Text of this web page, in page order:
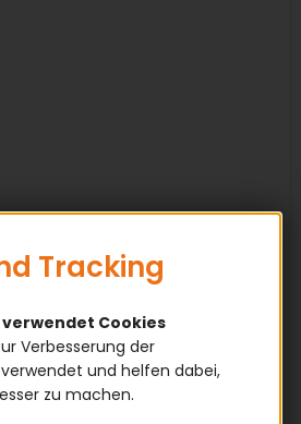
Tracking
Cookies
Verbesserung der
und helfen dabei,
zu machen.